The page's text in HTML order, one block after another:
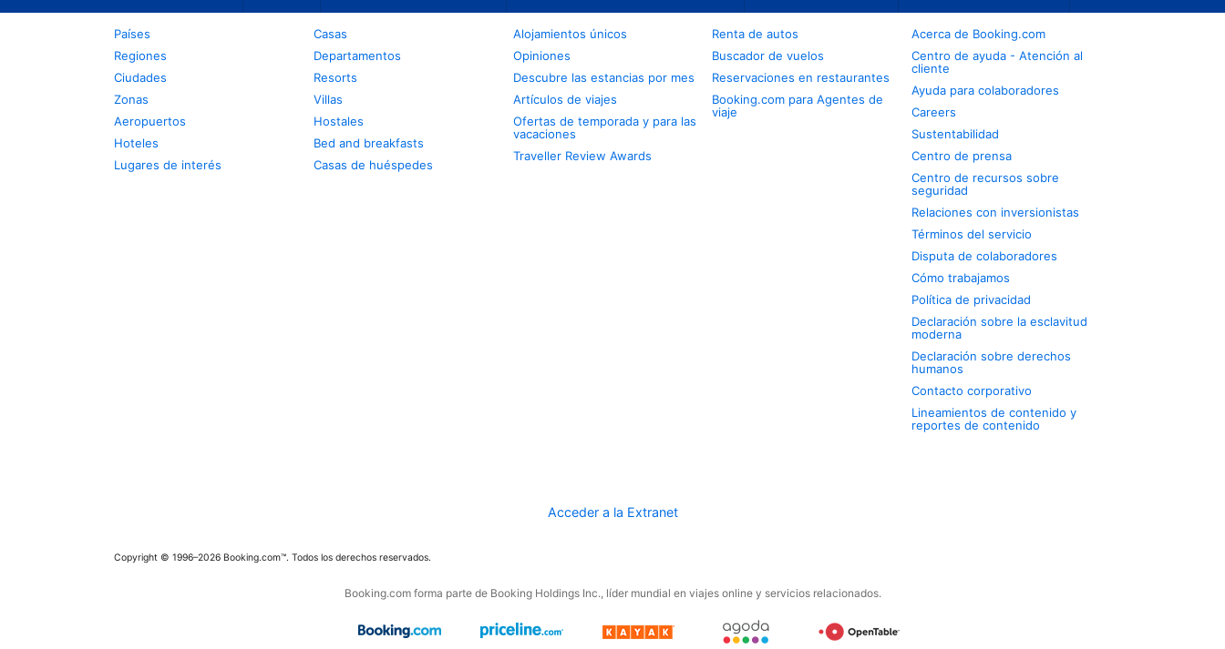
Países
Regiones
Ciudades
Zonas
Aeropuertos
Hoteles
Lugares de interés
Casas
Departamentos
Resorts
Villas
Hostales
Bed and breakfasts
Casas de huéspedes
Alojamientos únicos
Opiniones
Descubre las estancias por mes
Artículos de viajes
Ofertas de temporada y para las
vacaciones
Traveller Review Awards
Renta de autos
Buscador de vuelos
Reservaciones en restaurantes
Booking.com para Agentes de
viaje
Acerca de Booking.com
Centro de ayuda - Atención al
cliente
Ayuda para colaboradores
Careers
Sustentabilidad
Centro de prensa
Centro de recursos sobre
seguridad
Relaciones con inversionistas
Términos del servicio
Disputa de colaboradores
Cómo trabajamos
Política de privacidad
Declaración sobre la esclavitud
moderna
Declaración sobre derechos
humanos
Contacto corporativo
Lineamientos de contenido y
reportes de contenido
Acceder a la Extranet
Copyright © 1996–2026 Booking.com™. Todos los derechos reservados.
Booking.com forma parte de Booking Holdings Inc., líder mundial en viajes online y servicios relacionados.